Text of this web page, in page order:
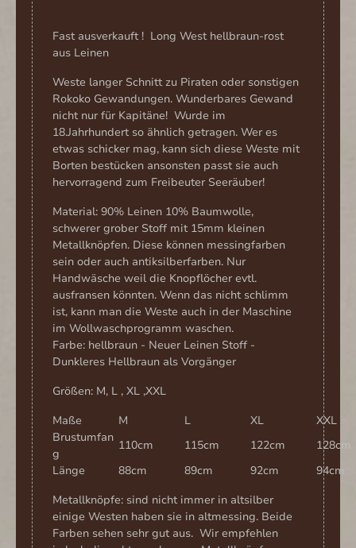
Fast ausverkauft ! Long West hellbraun-rost
aus Leinen
Weste langer Schnitt zu Piraten oder sonstigen
Rokoko Gewandungen. Wunderbares Gewand
nicht nur für Kapitäne! Wurde im
18.Jahrhundert so ähnlich getragen. Wer es
etwas schicker mag, kann sich diese Weste mit
Borten bestücken ansonsten passt sie auch
hervorragend zum Freibeuter Seeräuber!
Material: 90% Leinen 10% Baumwolle,
schwerer grober Stoff mit 15mm kleinen
Metallknöpfen. Diese können messingfarben
sein oder auch antiksilberfarben. Nur
Handwäsche weil die Knopflöcher evtl.
ausfransen könnten. Wenn das nicht schlimm
ist, kann man die Weste auch in der Maschine
im Wollwaschprogramm waschen.
Farbe: hellbraun - Neuer Leinen Stoff -
Dunkleres Hellbraun als Vorgänger
Größen: M, L , XL ,XXL
Maße
M L XL
XXL
Brustumfan
g
110cm 115cm 122cm
128cm
Länge
88cm 89cm 92cm
94cm
Metallknöpfe: sind nicht immer in altsilber
einige Westen haben sie in altmessing. Beide
Farben sehen sehr gut aus. Wir empfehlen